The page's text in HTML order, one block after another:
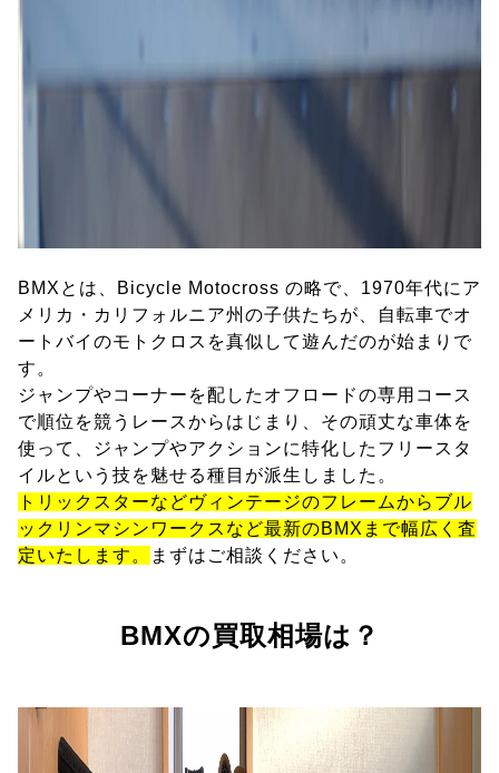
BMXとは、Bicycle Motocross の略で、1970年代にア
メリカ・カリフォルニア州の子供たちが、自転車でオ
ートバイのモトクロスを真似して遊んだのが始まりで
す。
ジャンプやコーナーを配したオフロードの専用コース
で順位を競うレースからはじまり、その頑丈な車体を
使って、ジャンプやアクションに特化したフリースタ
イルという技を魅せる種目が派生しました。
トリックスターなどヴィンテージのフレームからブル
ックリンマシンワークスなど最新のBMXまで幅広く査
定いたします。
まずはご相談ください。
BMXの買取相場は？